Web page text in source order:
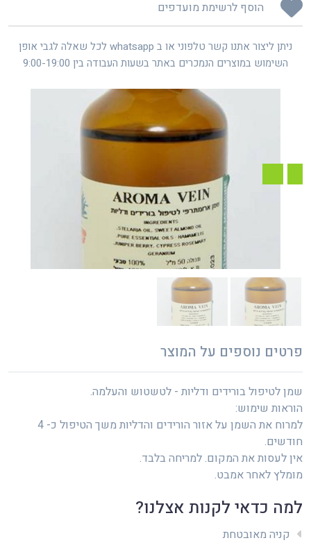
פרטים נוספים על המוצר
שמן לטיפול בורידים ודליות - לטשטוש והעלמה.
הוראות שימוש:
למרוח את השמן על אזור הורידים והדליות משך הטיפול כ- 4
חודשים.
אין לעסות את המקום. למריחה בלבד.
מומלץ לאחר אמבט.
הוסף לרשימת מועדפים
ניתן ליצור אתנו קשר טלפוני או ב whatsapp לכל שאלה לגבי אופן
השימוש במוצרים הנמכרים באתר בשעות העבודה בין 9:00-19:00
למה כדאי לקנות אצלנו?
קניה מאובטחת